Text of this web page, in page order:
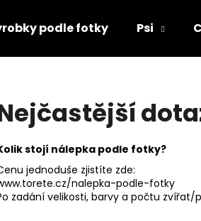
podle fotky Psi
stojí nálepka podle fotky?
jednoduše zjistíte zde:
nalepka-podle-fotky
zadání velikosti, barvy a počtu
Doporučujeme